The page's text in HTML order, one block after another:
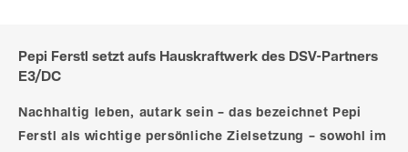
Pepi Ferstl setzt aufs Hauskraftwerk des DSV-Partners
E3/DC
Nachhaltig leben, autark sein – das bezeichnet Pepi
Ferstl als wichtige persönliche Zielsetzung – sowohl im